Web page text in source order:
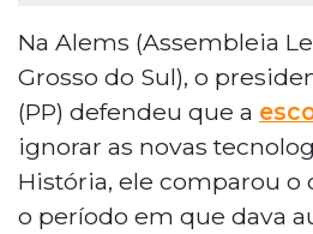
Na Alems (Assembleia
Grosso do Sul), o
(PP) defendeu que a
ignorar as novas
História, ele comparou o
o período em que dava